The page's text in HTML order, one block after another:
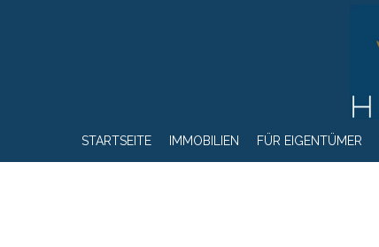
STARTSEITE IMMOBILIEN FÜR EIGENTÜMER